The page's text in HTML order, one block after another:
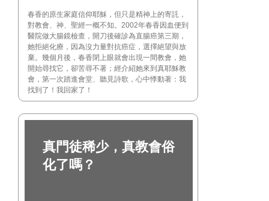
春香的原生家庭信仰耶穌，但只是精神上的寄託，
對教會、神、聖經一概不知。2002年春香因血便到
醫院做大腸鏡檢查，開刀後確診為直腸癌第三期，
她拒絕化療，因為沒力量對抗癌症，選擇絕望與放
棄。幾個月後，春香閉上眼就會出現一間教會，她
開始尋找它，卻苦尋不著；經介紹她來到真耶穌教
會，第一次踏進會堂、聽見詩歌，心中悸動著：我
找到了！我回家了！
真門徒稀少，真教會俗
化了嗎？